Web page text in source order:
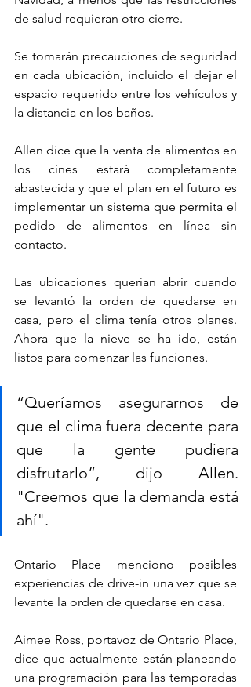
de salud requieran otro cierre.
Se tomarán precauciones de seguridad
en cada ubicación, incluido el dejar el
espacio requerido entre los vehículos y
la distancia en los baños.
Allen dice que la venta de alimentos en
los cines estará completamente
abastecida y que el plan en el futuro es
implementar un sistema que permita el
pedido de alimentos en línea sin
contacto.
Las ubicaciones querían abrir cuando
se levantó la orden de quedarse en
casa, pero el clima tenía otros planes.
Ahora que la nieve se ha ido, están
listos para comenzar las funciones.
“Queríamos asegurarnos de
que el clima fuera decente para
que la gente pudiera
disfrutarlo”, dijo Allen.
"Creemos que la demanda está
ahí".
Ontario Place menciono posibles
experiencias de drive-in una vez que se
levante la orden de quedarse en casa.
Aimee Ross, portavoz de Ontario Place,
dice que actualmente están planeando
una programación para las temporadas